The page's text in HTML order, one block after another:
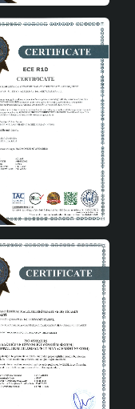
bir dekorasyon
bir atmosfer
bir aydınlatma
olarak tercih
Abajur, evinizin her
için tasarlanmıştır.
hem çevre
Siz de yaşam